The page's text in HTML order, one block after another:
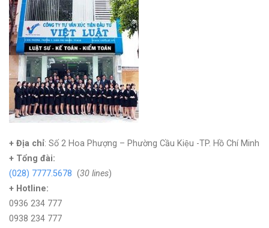
+ Địa chỉ: Số 2 Hoa Phượng – Phường Cầu Kiệu -TP. Hồ Chí Minh
+ Tổng đài:
(028) 7777.5678 (30 lines)
+ Hotline:
0936 234 777
0938 234 777